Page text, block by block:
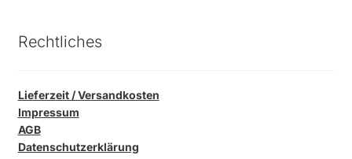
Rechtliches
Lieferzeit / Versandkosten
Impressum
AGB
Datenschutzerklärung